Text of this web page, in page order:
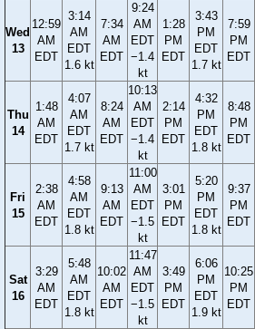
Wed
13
12:59
AM
EDT
3:14
AM
EDT
1.6 kt
7:34
AM
EDT
9:24
AM
EDT
−1.4
kt
1:28
PM
EDT
3:43
PM
EDT
1.7 kt
7:59
PM
EDT
Thu
14
1:48
AM
EDT
4:07
AM
EDT
1.7 kt
8:24
AM
EDT
10:13
AM
EDT
−1.4
kt
2:14
PM
EDT
4:32
PM
EDT
1.8 kt
8:48
PM
EDT
Fri
15
2:38
AM
EDT
4:58
AM
EDT
1.8 kt
9:13
AM
EDT
11:00
AM
EDT
−1.5
kt
3:01
PM
EDT
5:20
PM
EDT
1.8 kt
9:37
PM
EDT
Sat
16
3:29
AM
EDT
5:48
AM
EDT
1.8 kt
10:02
AM
EDT
11:47
AM
EDT
−1.5
kt
3:49
PM
EDT
6:06
PM
EDT
1.9 kt
10:25
PM
EDT